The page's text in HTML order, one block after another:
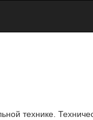
технике.